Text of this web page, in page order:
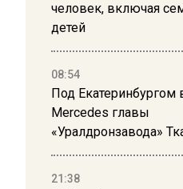
человек, включая
детей
08:54
Под Екатеринбургом
Mercedes главы
«Уралдронзавода»
21:38